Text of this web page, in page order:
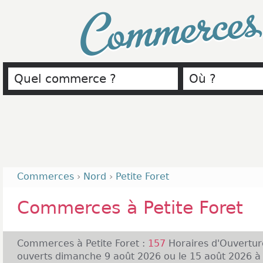
Commerces › Nord › Petite Foret
Commerces à Petite Foret
Commerces à Petite Foret : 157 Horaires
ouverts dimanche 9 août 2026 ou le 15 août 2026